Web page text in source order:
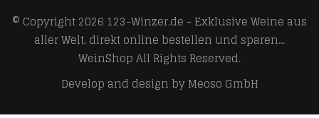
© Copyright 2026 123-Winzer.de - Exklusive Weine aus
aller Welt, direkt online bestellen und sparen...
WeinShopAll Rights Reserved.
Develop and design byMeoso GmbH